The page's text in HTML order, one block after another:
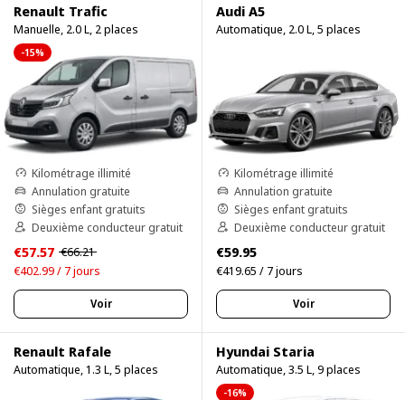
Renault Trafic
Manuelle, 2.0 L, 2 places
-15%
Kilométrage illimité
Annulation gratuite
Sièges enfant gratuits
Deuxième conducteur gratuit
€57.57 €66.21
€402.99 / 7 jours
Voir
Audi A5
Automatique, 2.0 L, 5 places
Kilométrage illimité
Annulation gratuite
Sièges enfant gratuits
Deuxième conducteur gratuit
€59.95
€419.65 / 7 jours
Voir
Renault Rafale
Automatique, 1.3 L, 5 places
Hyundai Staria
Automatique, 3.5 L, 9 places
-16%